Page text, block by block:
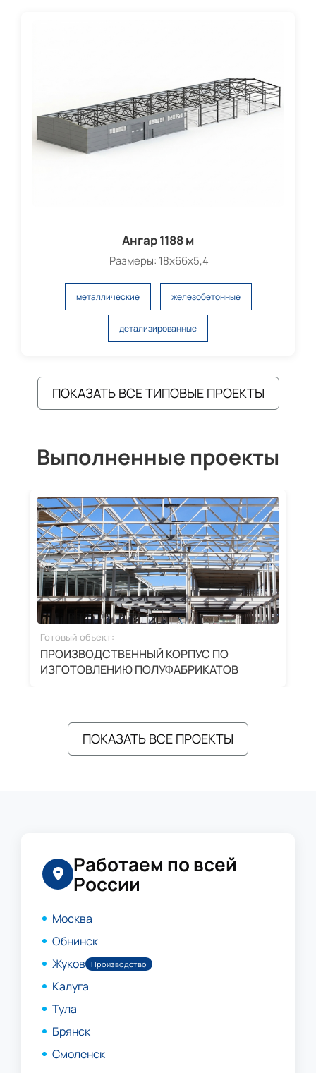
Ангар 1188 м
Размеры: 18х66х5,4
металлические железобетонные
детализированные
ПОКАЗАТЬ ВСЕ ТИПОВЫЕ ПРОЕКТЫ
Выполненные проекты
Готовый объект:
ПРОИЗВОДСТВЕННЫЙ КОРПУС ПО
ИЗГОТОВЛЕНИЮ ПОЛУФАБРИКАТОВ
ПОКАЗАТЬ ВСЕ ПРОЕКТЫ
Работаем по всей
России
Москва
Обнинск
Жуков Производство
Калуга
Тула
Брянск
Смоленск